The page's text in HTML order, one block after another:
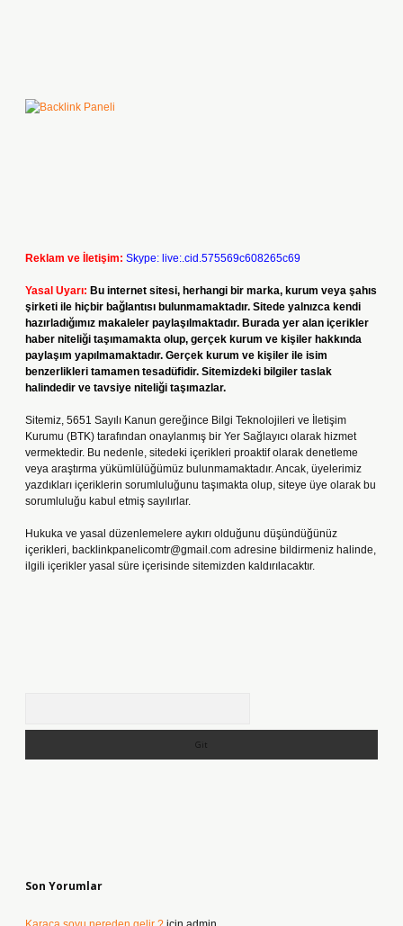
Reklam ve İletişim: Skype: live:.cid.575569c608265c69
Yasal Uyarı: Bu internet sitesi, herhangi bir marka, kurum veya şahıs
şirketi ile hiçbir bağlantısı bulunmamaktadır. Sitede yalnızca kendi
hazırladığımız makaleler paylaşılmaktadır. Burada yer alan içerikler
haber niteliği taşımamakta olup, gerçek kurum ve kişiler hakkında
paylaşım yapılmamaktadır. Gerçek kurum ve kişiler ile isim
benzerlikleri tamamen tesadüfidir. Sitemizdeki bilgiler taslak
halindedir ve tavsiye niteliği taşımazlar.
Sitemiz, 5651 Sayılı Kanun gereğince Bilgi Teknolojileri ve İletişim
Kurumu (BTK) tarafından onaylanmış bir Yer Sağlayıcı olarak hizmet
vermektedir. Bu nedenle, sitedeki içerikleri proaktif olarak denetleme
veya araştırma yükümlülüğümüz bulunmamaktadır. Ancak, üyelerimiz
yazdıkları içeriklerin sorumluluğunu taşımakta olup, siteye üye olarak bu
sorumluluğu kabul etmiş sayılırlar.
Hukuka ve yasal düzenlemelere aykırı olduğunu düşündüğünüz
içerikleri, backlinkpanelicomtr@gmail.com adresine bildirmeniz halinde,
ilgili içerikler yasal süre içerisinde sitemizden kaldırılacaktır.
Son Yorumlar